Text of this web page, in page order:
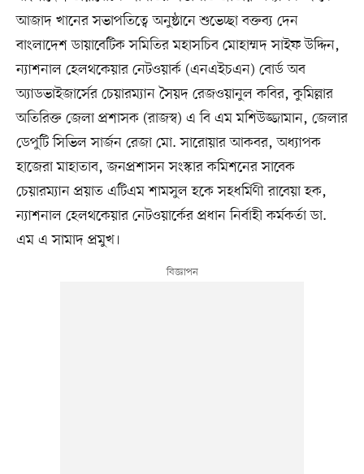
আজাদ খানের সভাপতিত্বে অনুষ্ঠানে শুভেচ্ছা বক্তব্য দেন
বাংলাদেশ ডায়াবেটিক সমিতির মহাসচিব মোহাম্মদ সাইফ উদ্দিন,
ন্যাশনাল হেলথকেয়ার নেটওয়ার্ক (এনএইচএন) বোর্ড অব
অ্যাডভাইজার্সের চেয়ারম্যান সৈয়দ রেজওয়ানুল কবির, কুমিল্লার
অতিরিক্ত জেলা প্রশাসক (রাজস্ব) এ বি এম মশিউজ্জামান, জেলার
ডেপুটি সিভিল সার্জন রেজা মো. সারোয়ার আকবর, অধ্যাপক
হাজেরা মাহাতাব, জনপ্রশাসন সংস্কার কমিশনের সাবেক
চেয়ারম্যান প্রয়াত এটিএম শামসুল হকে সহধর্মিণী রাবেয়া হক,
ন্যাশনাল হেলথকেয়ার নেটওয়ার্কের প্রধান নির্বাহী কর্মকর্তা ডা.
এম এ সামাদ প্রমুখ।